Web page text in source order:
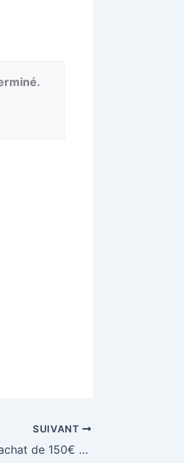
SUIVANT
Gagnez 2 bons d’achat de 150€ à l’occasion de la Saint-Valentin